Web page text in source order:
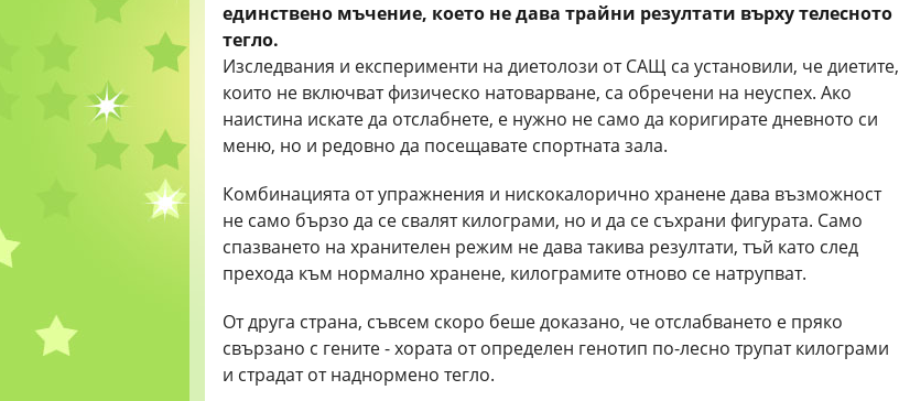
единствено мъчение, което не дава трайни резултати върху телесното
тегло.
Изследвания и експерименти на диетолози от САЩ са установили, че диетите,
които не включват физическо натоварване, са обречени на неуспех. Ако
наистина искате да отслабнете, е нужно не само да коригирате дневното си
меню, но и редовно да посещавате спортната зала.
Комбинацията от упражнения и нискокалорично хранене дава възможност
не само бързо да се свалят килограми, но и да се съхрани фигурата. Само
спазването на хранителен режим не дава такива резултати, тъй като след
прехода към нормално хранене, килограмите отново се натрупват.
От друга страна, съвсем скоро беше доказано, че отслабването е пряко
свързано с гените - хората от определен генотип по-лесно трупат килограми
и страдат от наднормено тегло.